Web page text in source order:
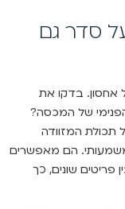
על סדר גם
אחסון. בדקו את
של המכסה?
תכולת המזוודה
משמעותי. הם מאפשרים
פריטים שונים, כך